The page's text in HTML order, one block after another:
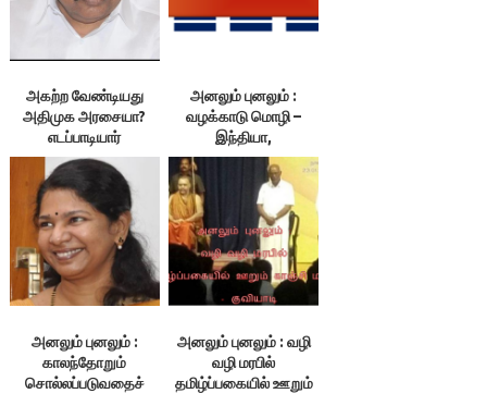
அகற்ற வேண்டியது
அதிமுக அரசையா?
எடப்பாடியார்
ஆட்சியையா? –
குவியாடி
அனலும் புனலும் :
வழக்காடு மொழி –
இந்தியா,
தமிழர்களுக்கான நாடு
இல்லையா? – குவியாடி
அனலும் புனலும் :
காலந்தோறும்
சொல்லப்படுவதைச்
அனலும் புனலும் : வழி
வழி மரபில்
தமிழ்ப்பகையில் ஊறும்